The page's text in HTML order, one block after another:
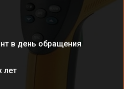
в день обращения
лет